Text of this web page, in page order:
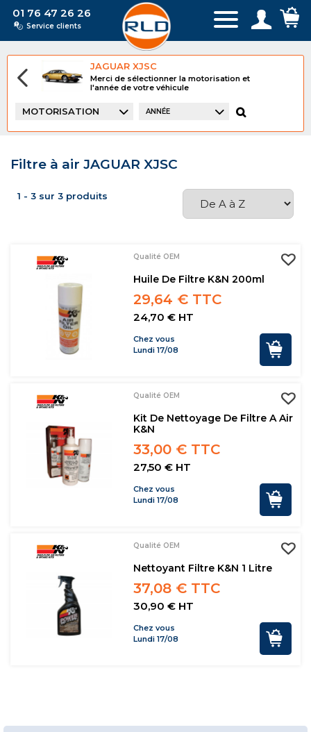
01 76 47 26 26
Service clients
JAGUAR XJSC
Merci de sélectionner la motorisation et
l'année de votre véhicule
MOTORISATION ANNÉE
Filtre à air JAGUAR XJSC
1 - 3 sur 3 produits
Qualité OEM
Huile De Filtre K&N 200ml
29,64 € TTC
24,70 € HT
Chez vous
Lundi 17/08
Qualité OEM
Kit De Nettoyage De Filtre A Air
K&N
33,00 € TTC
27,50 € HT
Chez vous
Lundi 17/08
Qualité OEM
Nettoyant Filtre K&N 1 Litre
37,08 € TTC
30,90 € HT
Chez vous
Lundi 17/08